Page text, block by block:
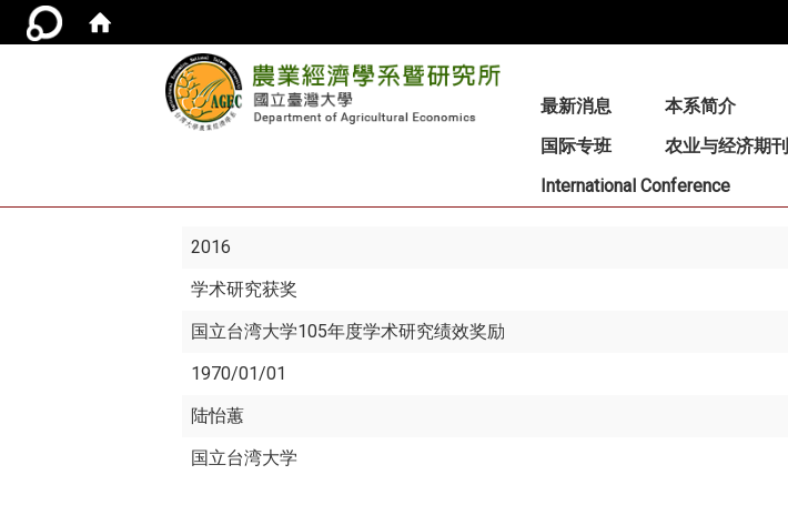
最新消息 本系简介
国际专班
农业与经济期刊
International Conference
2016
学术研究获奖
国立台湾大学105年度学术研究绩效奖励
1970/01/01
陆怡蕙
国立台湾大学